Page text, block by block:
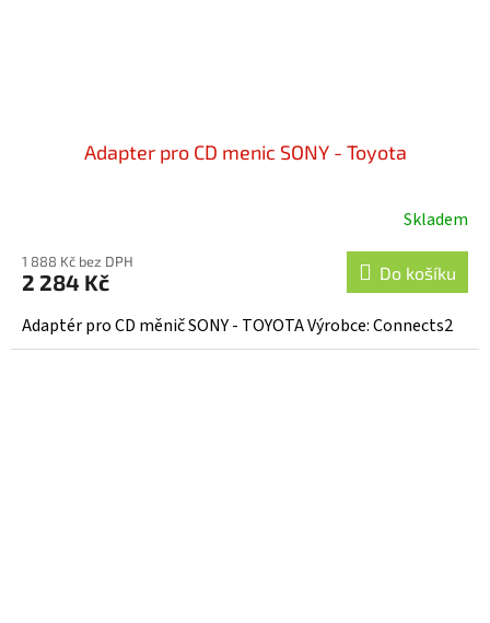
Adapter pro CD menic SONY - Toyota
Skladem
1 888 Kč bez DPH
2 284 Kč Do košíku
Adaptér pro CD měnič SONY - TOYOTA Výrobce: Connects2